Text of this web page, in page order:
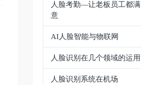
人脸考勤—让老板员工都满
意
AI人脸智能与物联网
人脸识别在几个领域的运用
人脸识别系统在机场